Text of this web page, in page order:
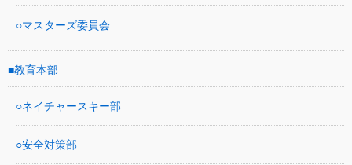
マスターズ委員会
教育本部
ネイチャースキー部
安全対策部